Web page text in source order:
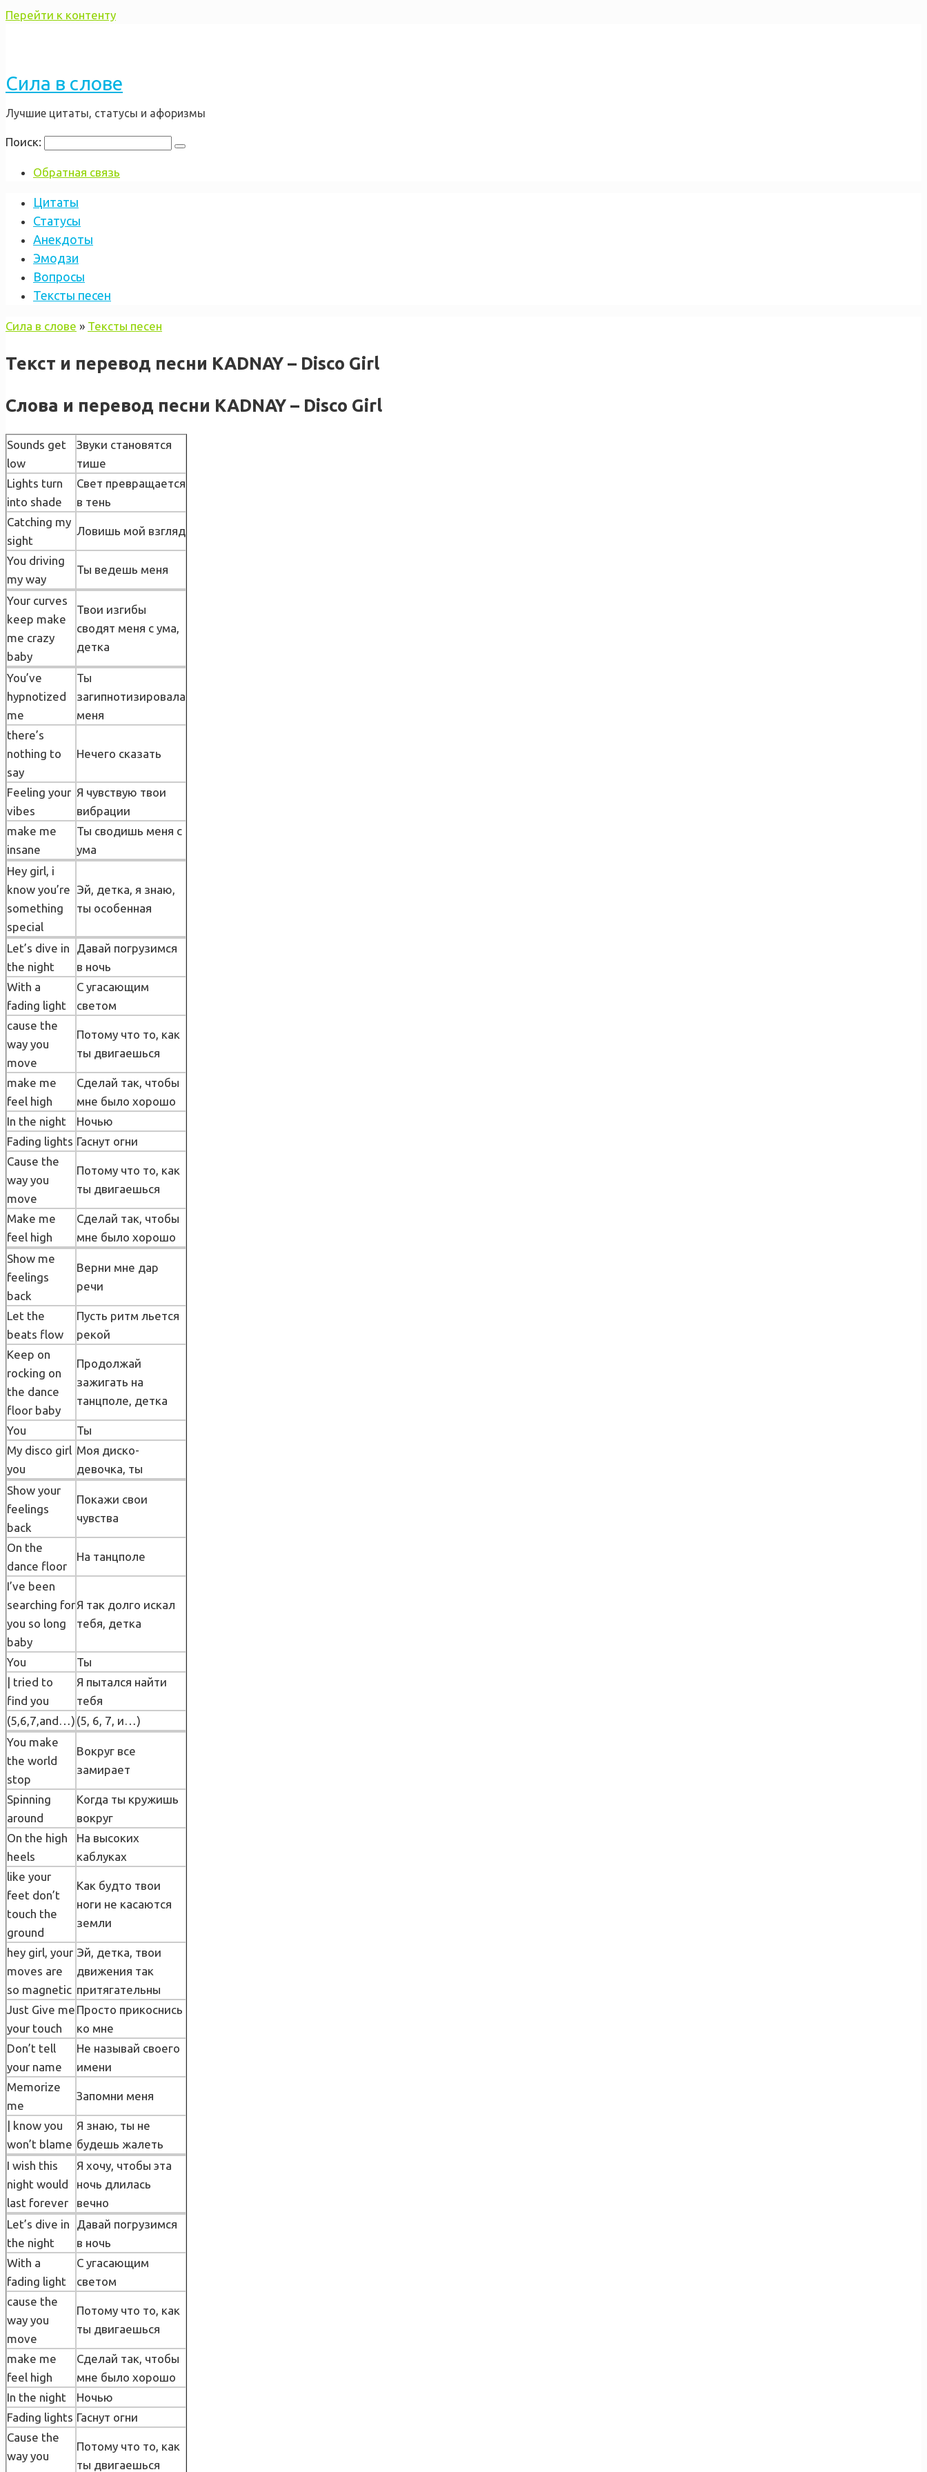
Перейти к контенту
Сила в слове
Лучшие цитаты, статусы и афоризмы
Поиск:
Обратная связь
Цитаты
Статусы
Анекдоты
Эмодзи
Вопросы
Тексты песен
Сила в слове » Тексты песен
Текст и перевод песни KADNAY – Disco Girl
Слова и перевод песни KADNAY – Disco Girl
Sounds get
low
Звуки становятся
тише
Lights turn
into shade
Свет превращается
в тень
Catching my
sight
Ловишь мой взгляд
You driving
my way
Ты ведешь меня
Your curves
keep make
me crazy
baby
Твои изгибы
сводят меня с ума,
детка
You’ve
hypnotized
me
Ты
загипнотизировала
меня
there’s
nothing to
say
Нечего сказать
Feeling your
vibes
Я чувствую твои
вибрации
make me
insane
Ты сводишь меня с
ума
Hey girl, i
know you’re
something
special
Эй, детка, я знаю,
ты особенная
Let’s dive in
the night
Давай погрузимся
в ночь
With a
fading light
С угасающим
светом
cause the
way you
move
Потому что то, как
ты двигаешься
make me
feel high
Сделай так, чтобы
мне было хорошо
In the night
Ночью
Fading lights Гаснут огни
Cause the
way you
move
Потому что то, как
ты двигаешься
Make me
feel high
Сделай так, чтобы
мне было хорошо
Show me
feelings
back
Верни мне дар
речи
Let the
beats flow
Пусть ритм льется
рекой
Keep on
rocking on
the dance
floor baby
Продолжай
зажигать на
танцполе, детка
You
Ты
My disco girl
you
Моя диско-
девочка, ты
Show your
feelings
back
Покажи свои
чувства
On the
dance floor
На танцполе
I’ve been
searching for
you so long
baby
Я так долго искал
тебя, детка
You
Ты
| tried to
find you
Я пытался найти
тебя
(5,6,7,and…) (5, 6, 7, и…)
You make
the world
stop
Вокруг все
замирает
Spinning
around
Когда ты кружишь
вокруг
On the high
heels
На высоких
каблуках
like your
feet don’t
touch the
ground
Как будто твои
ноги не касаются
земли
hey girl, your
moves are
so magnetic
Эй, детка, твои
движения так
притягательны
Just Give me
your touch
Просто прикоснись
ко мне
Don’t tell
your name
Не называй своего
имени
Memorize
me
Запомни меня
| know you
won’t blame
Я знаю, ты не
будешь жалеть
I wish this
night would
last forever
Я хочу, чтобы эта
ночь длилась
вечно
Let’s dive in
the night
Давай погрузимся
в ночь
With a
fading light
С угасающим
светом
cause the
way you
move
Потому что то, как
ты двигаешься
make me
feel high
Сделай так, чтобы
мне было хорошо
In the night
Ночью
Fading lights Гаснут огни
Cause the
way you
Потому что то, как
ты двигаешься